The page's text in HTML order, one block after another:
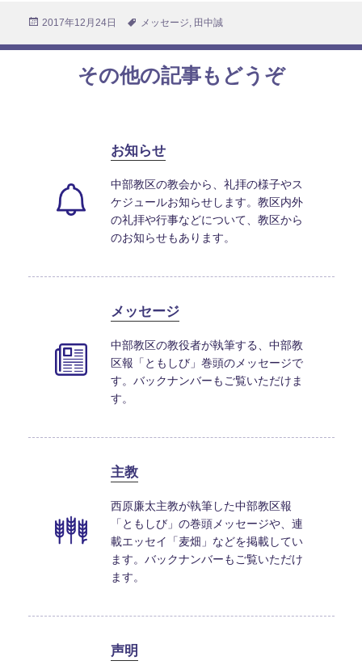
投
日:
2017年12月24日
タ
メッセージ, 田中誠
その他の記事もどうぞ
お知らせ
中部教区の教会から、礼拝の様子やス
ケジュールお知らせします。教区内外
の礼拝や行事などについて、教区から
のお知らせもあります。
メッセージ
中部教区の教役者が執筆する、中部教
区報「ともしび」巻頭のメッセージで
す。バックナンバーもご覧いただけま
す。
主教
西原廉太主教が執筆した中部教区報
「ともしび」の巻頭メッセージや、連
載エッセイ「麦畑」などを掲載してい
ます。バックナンバーもご覧いただけ
ます。
声明